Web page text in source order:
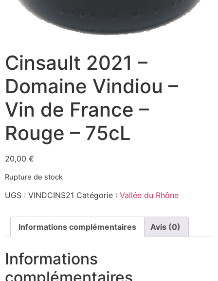
Cinsault 2021 –
Domaine Vindiou –
Vin de France –
Rouge – 75cL
20,00 €
Rupture de stock
UGS : VINDCINS21 Catégorie : Vallée du Rhône
Informations complémentaires Avis (0)
Informations